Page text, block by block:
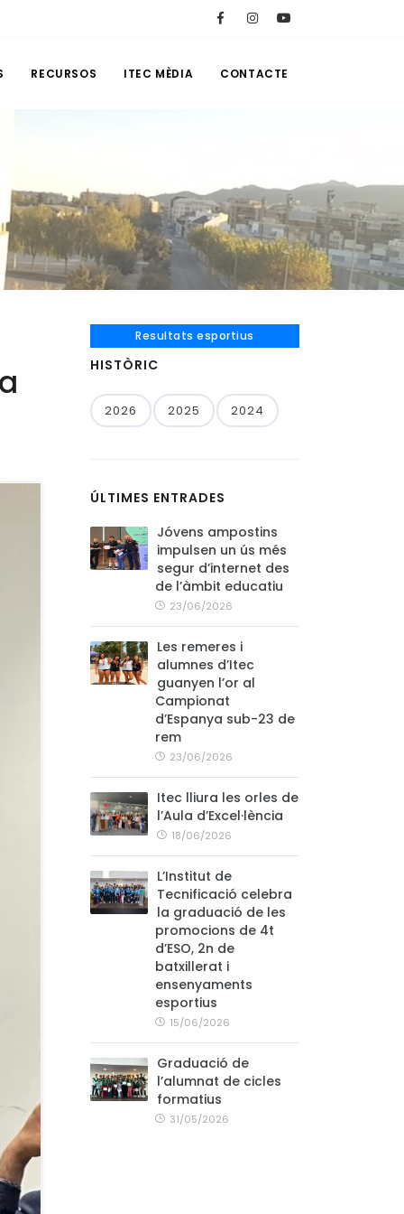
RECURSOS ITEC MÈDIA CONTACTE
Resultats esportius
HISTÒRIC
2026 2025 2024
ÚLTIMES ENTRADES
Jóvens ampostins
impulsen un ús més
segur d’internet des
de l’àmbit educatiu
23/06/2026
Les remeres i
alumnes d’Itec
guanyen l’or al
Campionat
d’Espanya sub-23 de
rem
23/06/2026
Itec lliura les orles de
l’Aula d’Excel·lència
18/06/2026
L’Institut de
Tecnificació celebra
la graduació de les
promocions de 4t
d’ESO, 2n de
batxillerat i
ensenyaments
esportius
15/06/2026
Graduació de
l’alumnat de cicles
formatius
31/05/2026